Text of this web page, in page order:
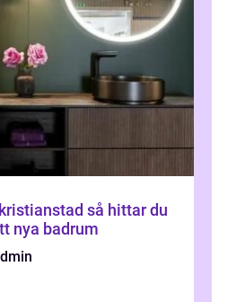
så hittar du
nya badrum